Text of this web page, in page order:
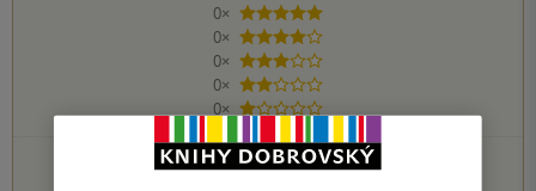
0×
5 hvězdiček
0×
4 hvězdičky
0×
3 hvězdičky
0×
2 hvězdičky
0×
1 hvezdička
PŘIDEJTE SVÉ HODNOCENÍ KNIHY